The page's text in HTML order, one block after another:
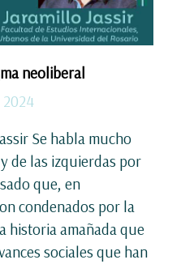
neoliberal
Se habla mucho
de las izquierdas por
que, en
condenados por la
historia amañada que
sociales que han